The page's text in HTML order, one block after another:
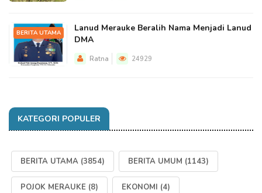
BERITA UTAMA
Lanud Merauke Beralih Nama Menjadi Lanud
DMA
Ratna 24929
KATEGORI POPULER
BERITA UTAMA (3854) BERITA UMUM (1143)
POJOK MERAUKE (8) EKONOMI (4)